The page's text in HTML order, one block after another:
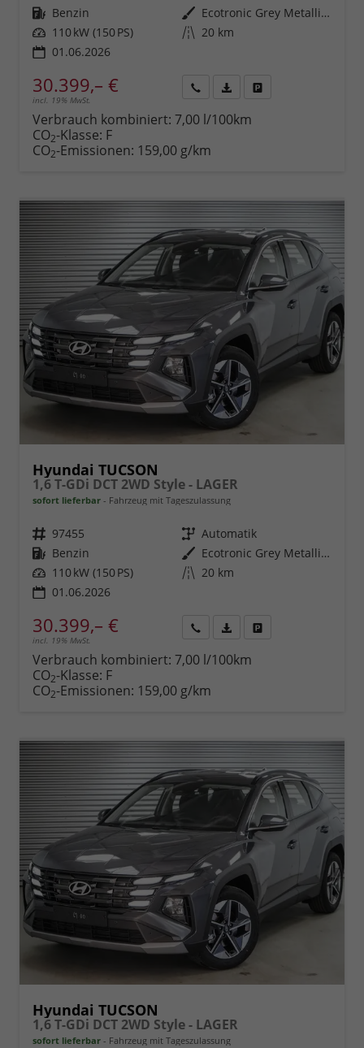
Kraftstoff Benzin Außenfarbe
Ecotronic Grey Metallic ()
Leistung 110 kW (150 PS) Kilometerstand 20 km
01.06.2026
30.399,– €
incl. 19% MwSt.
anfordern
Datei,
Verbrauch kombiniert: 7,00 l/100km
CO2-Klasse: F
CO2-Emissionen: 159,00 g/km
Hyundai TUCSON
1,6 T-GDi DCT 2WD Style - LAGER
sofort lieferbar Fahrzeug mit Tageszulassung
Fahrzeugnr. 97455 Getriebe Automatik
Kraftstoff Benzin Außenfarbe
Ecotronic Grey Metallic ()
Leistung 110 kW (150 PS) Kilometerstand 20 km
01.06.2026
30.399,– €
incl. 19% MwSt.
anfordern
Datei,
Verbrauch kombiniert: 7,00 l/100km
CO2-Klasse: F
CO2-Emissionen: 159,00 g/km
Hyundai TUCSON
1,6 T-GDi DCT 2WD Style - LAGER
sofort lieferbar Fahrzeug mit Tageszulassung